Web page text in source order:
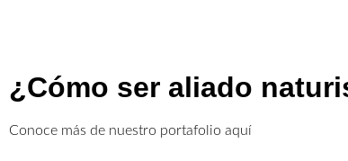
¿Cómo ser aliado
Conoce más de nuestro portafolio aquí